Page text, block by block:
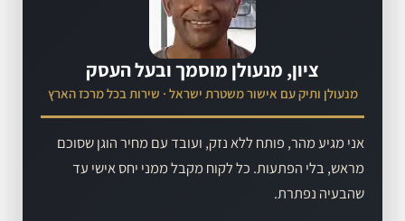
ציון, מנעולן מוסמך ובעל העסק
מנעולן ותיק עם אישור משטרת ישראל · שירות בכל מרכז הארץ
אני מגיע מהר, פותח ללא נזק, ועובד עם מחיר הוגן שסוכם
מראש, בלי הפתעות. כל לקוח מקבל ממני יחס אישי עד
שהבעיה נפתרת.